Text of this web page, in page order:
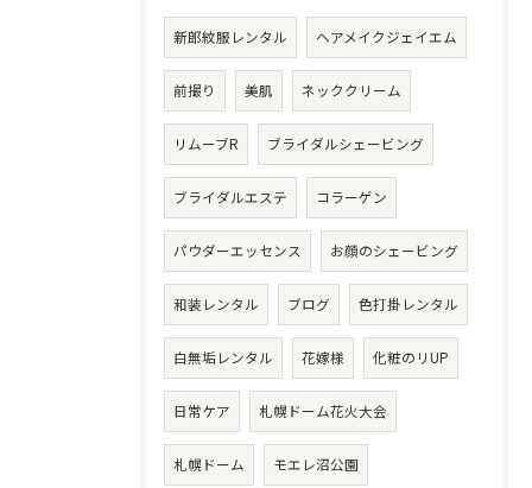
新郎紋服レンタル ヘアメイクジェイエム
前撮り 美肌 ネッククリーム
リムーブR ブライダルシェービング
ブライダルエステ コラーゲン
パウダーエッセンス お顔のシェービング
和装レンタル ブログ 色打掛レンタル
白無垢レンタル 花嫁様 化粧のリUP
日常ケア 札幌ドーム花火大会
札幌ドーム モエレ沼公園